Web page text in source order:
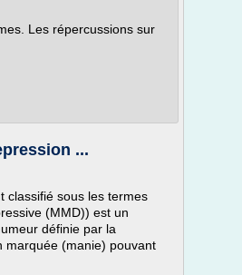
Les répercussions sur
...
classifié sous les termes
(MMD)) est un
définie par la
marquée (manie) pouvant